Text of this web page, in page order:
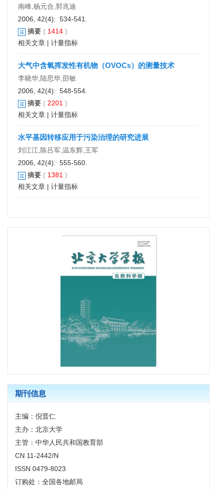
南峰,杨元合,郭兆迪
2006, 42(4): 534-541.
摘要 ( 1414 )
相关文章 | 计量指标
大气中含氧挥发性有机物（OVOCs）的测量技术
李晓华,陆思华,邵敏
2006, 42(4): 548-554.
摘要 ( 2201 )
相关文章 | 计量指标
水平基因转移应用于污染治理的研究进展
刘江江,陈吕军,温东辉,王军
2006, 42(4): 555-560.
摘要 ( 1381 )
相关文章 | 计量指标
期刊信息
主编：倪晋仁
主办：北京大学
主管：中华人民共和国教育部
CN 11-2442/N
ISSN 0479-8023
订购处：全国各地邮局